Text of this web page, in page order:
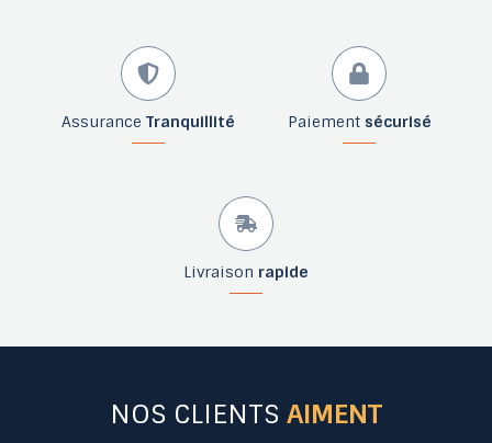
Assurance Tranquillité Paiement sécurisé
Livraison rapide
NOS CLIENTS AIMENT